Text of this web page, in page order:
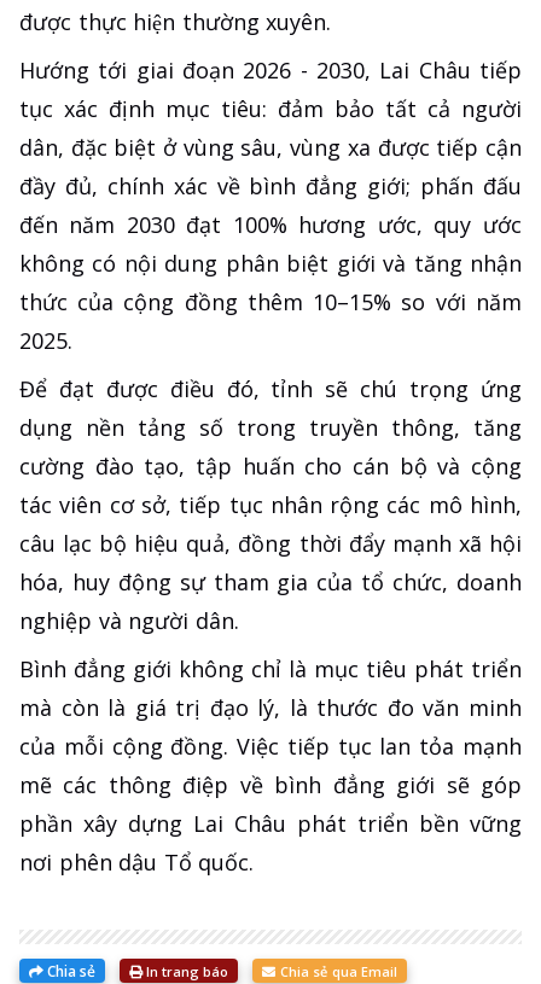
được thực hiện thường xuyên.
Hướng tới giai đoạn 2026 - 2030, Lai Châu tiếp
tục xác định mục tiêu: đảm bảo tất cả người
dân, đặc biệt ở vùng sâu, vùng xa được tiếp cận
đầy đủ, chính xác về bình đẳng giới; phấn đấu
đến năm 2030 đạt 100% hương ước, quy ước
không có nội dung phân biệt giới và tăng nhận
thức của cộng đồng thêm 10–15% so với năm
2025.
Để đạt được điều đó, tỉnh sẽ chú trọng ứng
dụng nền tảng số trong truyền thông, tăng
cường đào tạo, tập huấn cho cán bộ và cộng
tác viên cơ sở, tiếp tục nhân rộng các mô hình,
câu lạc bộ hiệu quả, đồng thời đẩy mạnh xã hội
hóa, huy động sự tham gia của tổ chức, doanh
nghiệp và người dân.
Bình đẳng giới không chỉ là mục tiêu phát triển
mà còn là giá trị đạo lý, là thước đo văn minh
của mỗi cộng đồng. Việc tiếp tục lan tỏa mạnh
mẽ các thông điệp về bình đẳng giới sẽ góp
phần xây dựng Lai Châu phát triển bền vững
nơi phên dậu Tổ quốc.
Chia sẻ In trang báo Chia sẻ qua Email